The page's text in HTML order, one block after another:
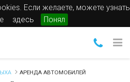
Если желаете, можете узнать
здесь Понял
АРЕНДА АВТОМОБИЛЕЙ